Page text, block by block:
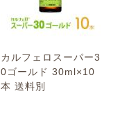
カルフェロスーパー3
0ゴールド 30ml×10
本 送料別